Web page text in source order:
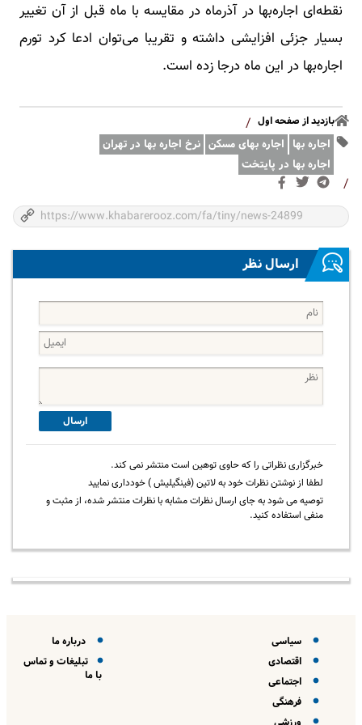
نقطه‌ای اجاره‌بها در آذرماه در مقایسه با ماه قبل از آن تغییر
بسیار جزئی افزایشی داشته و تقریبا می‌توان ادعا کرد تورم
اجاره‌بها در این ماه درجا زده است.
بازدید از صفحه اول /
اجاره بها اجاره بهای مسکن نرخ اجاره بها در تهران
اجاره بها در پایتخت
/
ارسال نظر
ارسال
خبرگزاری نظراتی را که حاوی توهین است منتشر نمی کند.
لطفا از نوشتن نظرات خود به لاتین (فینگیلیش ) خودداری نمایید
توصیه می شود به جای ارسال نظرات مشابه با نظرات منتشر شده، از مثبت و
منفی استفاده کنید.
سیاسی
اقتصادی
اجتماعی
فرهنگی
ورزشی
درباره ما
تبلیغات و تماس
با ما